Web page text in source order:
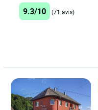
9.3/10 (71 avis)